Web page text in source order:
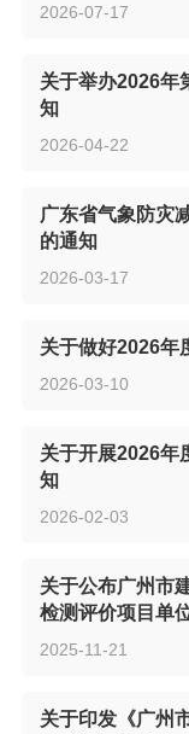
2026-07-17
关于举办2026年
知
2026-04-22
广东省气象防灾
的通知
2026-03-17
关于做好2026年
2026-03-10
关于开展2026年
知
2026-02-03
关于公布广州市
检测评价项目单
2025-11-21
关于印发《广州